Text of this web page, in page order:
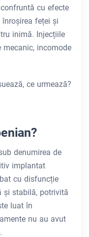
cu efecte
înroșirea feței și
inimă. Injecțiile
incomode
ce urmează?
denumirea de
implantat
cu disfuncție
și stabilă, potrivită
luat în
nu au avut